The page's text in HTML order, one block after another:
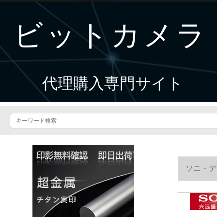
ビットカメラ
代理購入専門サイト
ソニ・